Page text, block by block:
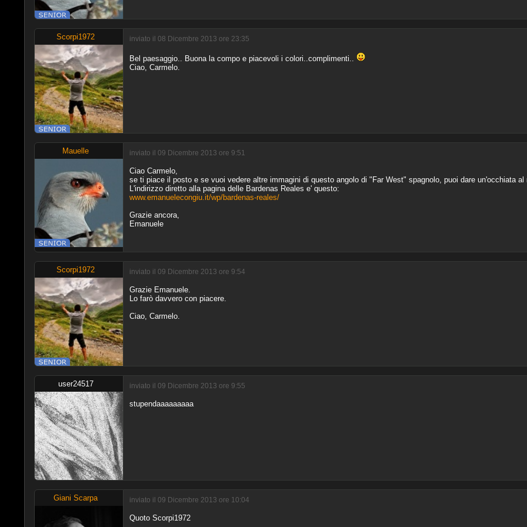
Scorpi1972 inviato il 08 Dicembre 2013 ore 23:35
Bel paesaggio.. Buona la compo e piacevoli i colori..complimenti..
Ciao, Carmelo.
Mauelle inviato il 09 Dicembre 2013 ore 9:51
Ciao Carmelo,
se ti piace il posto e se vuoi vedere altre immagini di questo angolo di "Far West" spagnolo, puoi dare un'occhiata al
L'indirizzo diretto alla pagina delle Bardenas Reales e' questo:
www.emanuelecongiu.it/wp/bardenas-reales/
Grazie ancora,
Emanuele
Scorpi1972 inviato il 09 Dicembre 2013 ore 9:54
Grazie Emanuele.
Lo farò davvero con piacere.
Ciao, Carmelo.
user24517 inviato il 09 Dicembre 2013 ore 9:55
stupendaaaaaaaaa
Giani Scarpa inviato il 09 Dicembre 2013 ore 10:04
Quoto Scorpi1972